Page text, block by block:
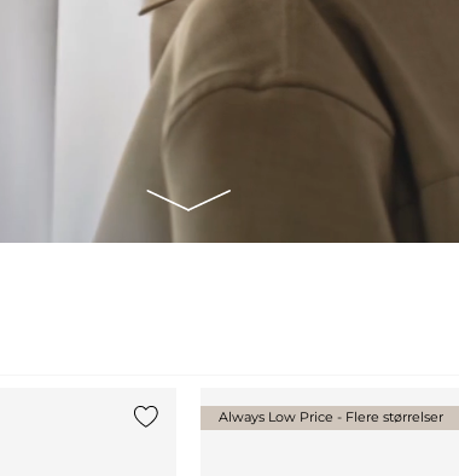
Always Low Price - Flere størrelser